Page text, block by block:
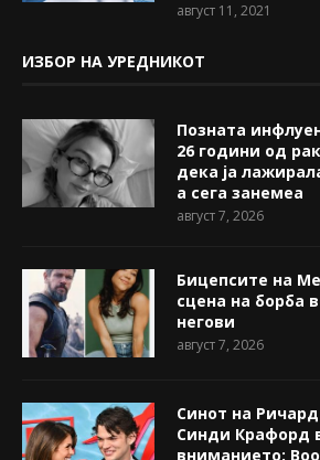
август 11, 2021
ИЗБОР НА УРЕДНИКОТ
Позната
26 години од
дека ја
а сега занемеа
август 7, 2026
Бицепсите на
сцена на борба
негови
август 7, 2026
Синот на
Синди Крафорд
вниманието: